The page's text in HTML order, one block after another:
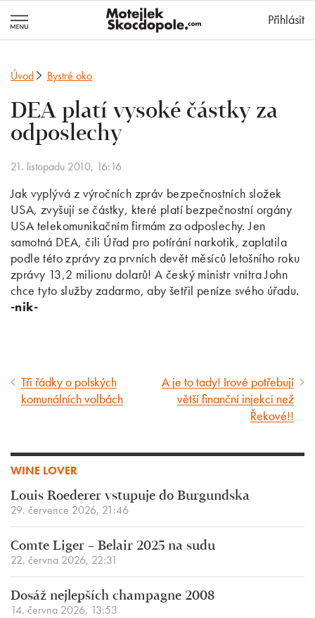
Přihlásit
Úvod Bystré oko
DEA platí vysoké částky za
odposlechy
21. listopadu 2010, 16:16
Jak vyplývá z výročních zpráv bezpečnostních složek
USA, zvyšují se částky, které platí bezpečnostní orgány
USA telekomunikačním firmám za odposlechy. Jen
samotná DEA, čili Úřad pro potírání narkotik, zaplatila
podle této zprávy za prvních devět měsíců letošního roku
zprávy 13,2 milionu dolarů! A český ministr vnitra John
chce tyto služby zadarmo, aby šetřil peníze svého úřadu.
-nik-
Předcházející
článek
Tři řádky o polských
komunálních volbách
Následující
článek
A je to tady! Irové potřebují
větší finanční injekci než
Řekové!!
WINE LOVER
Louis Roederer vstupuje do Burgundska
29. července 2026, 21:46
Comte Liger – Belair 2025 na sudu
22. června 2026, 22:31
Dosáž nejlepších champagne 2008
14. června 2026, 13:53